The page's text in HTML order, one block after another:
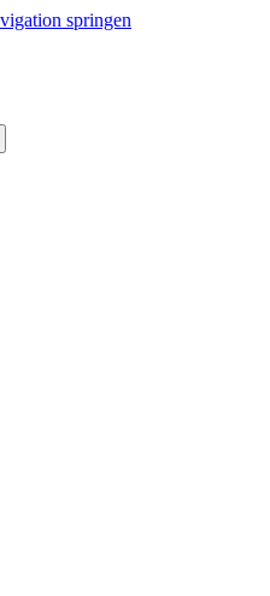
springen